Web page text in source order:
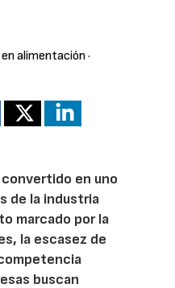
alimentación ·
en uno
de la industria
marcado por la
la escasez de
buscan